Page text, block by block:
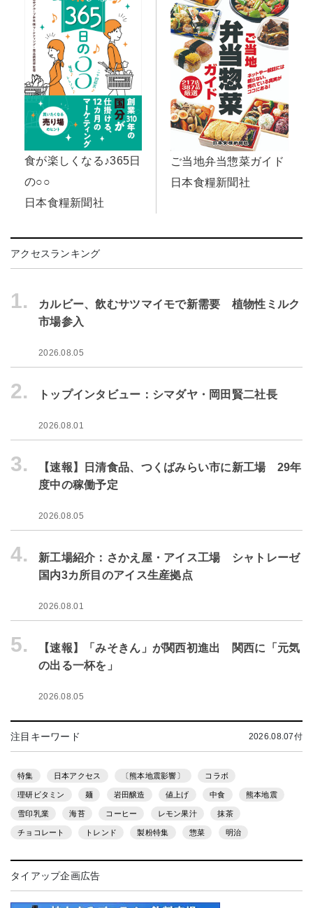
食が楽しくなる♪365日
の○○
日本食糧新聞社
ご当地弁当惣菜ガイド
日本食糧新聞社
アクセスランキング
1.
カルビー、飲むサツマイモで新需要 植物性ミルク
市場参入
2026.08.05
2. トップインタビュー：シマダヤ・岡田賢二社長
2026.08.01
3.
【速報】日清食品、つくばみらい市に新工場 29年
度中の稼働予定
2026.08.05
4.
新工場紹介：さかえ屋・アイス工場 シャトレーゼ
国内3カ所目のアイス生産拠点
2026.08.01
5.
【速報】「みそきん」が関西初進出 関西に「元気
の出る一杯を」
2026.08.05
注目キーワード 2026.08.07付
特集 日本アクセス 〔熊本地震影響〕 コラボ
理研ビタミン 麺 岩田醸造 値上げ 中食 熊本地震
雪印乳業 海苔 コーヒー レモン果汁 抹茶
チョコレート トレンド 製粉特集 惣菜 明治
タイアップ企画広告